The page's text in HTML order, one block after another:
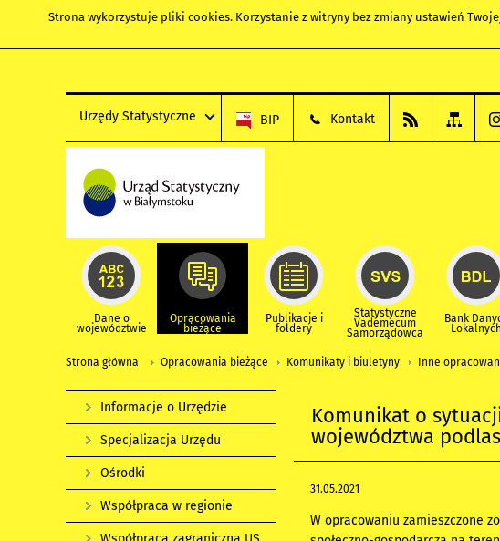
Strona wykorzystuje pliki cookies. Korzystanie z witryny bez zmiany ustawień
Urzędy Statystyczne BIP Kontakt
Dane o
województwie
Opracowania
bieżące
Publikacje i
foldery
Statystyczne
Vademecum
Samorządowca
Bank
Lokalnych
Strona główna Opracowania bieżące Komunikaty i biuletyny Inne
Komunikat o
województwa
31.05.2021
W opracowaniu zamieszczone
Informacje o Urzędzie
Specjalizacja Urzędu
Ośrodki
Współpraca w regionie